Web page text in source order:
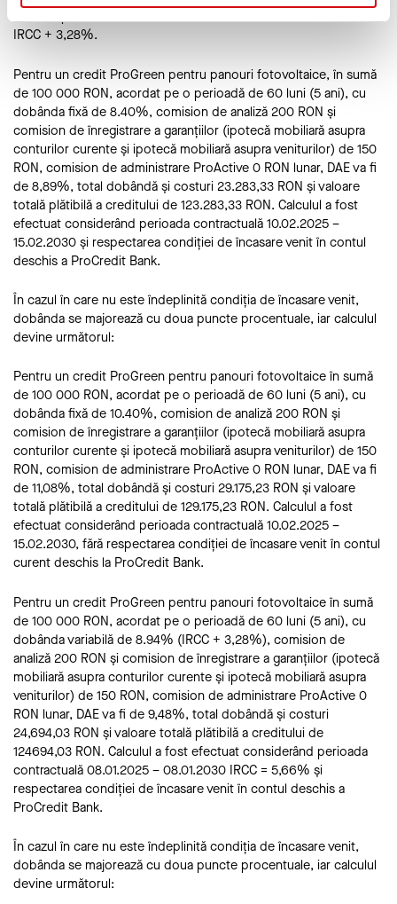
IRCC + 3,28%.
Pentru un credit ProGreen pentru panouri fotovoltaice, în sumă
de 100 000 RON, acordat pe o perioadă de 60 luni (5 ani), cu
dobânda fixă de 8.40%, comision de analiză 200 RON și
comision de înregistrare a garanțiilor (ipotecă mobiliară asupra
conturilor curente și ipotecă mobiliară asupra veniturilor) de 150
RON, comision de administrare ProActive 0 RON lunar, DAE va fi
de 8,89%, total dobândă și costuri 23.283,33 RON și valoare
totală plătibilă a creditului de 123.283,33 RON. Calculul a fost
efectuat considerând perioada contractuală 10.02.2025 –
15.02.2030 și respectarea condiției de încasare venit în contul
deschis a ProCredit Bank.
În cazul în care nu este îndeplinită condiția de încasare venit,
dobânda se majorează cu doua puncte procentuale, iar calculul
devine următorul:
Pentru un credit ProGreen pentru panouri fotovoltaice în sumă
de 100 000 RON, acordat pe o perioadă de 60 luni (5 ani), cu
dobânda fixă de 10.40%, comision de analiză 200 RON și
comision de înregistrare a garanțiilor (ipotecă mobiliară asupra
conturilor curente și ipotecă mobiliară asupra veniturilor) de 150
RON, comision de administrare ProActive 0 RON lunar, DAE va fi
de 11,08%, total dobândă și costuri 29.175,23 RON și valoare
totală plătibilă a creditului de 129.175,23 RON. Calculul a fost
efectuat considerând perioada contractuală 10.02.2025 –
15.02.2030, fără respectarea condiției de încasare venit în contul
curent deschis la ProCredit Bank.
Pentru un credit ProGreen pentru panouri fotovoltaice în sumă
de 100 000 RON, acordat pe o perioadă de 60 luni (5 ani), cu
dobânda variabilă de 8.94% (IRCC + 3,28%), comision de
analiză 200 RON și comision de înregistrare a garanțiilor (ipotecă
mobiliară asupra conturilor curente și ipotecă mobiliară asupra
veniturilor) de 150 RON, comision de administrare ProActive 0
RON lunar, DAE va fi de 9,48%, total dobândă și costuri
24,694,03 RON și valoare totală plătibilă a creditului de
124694,03 RON. Calculul a fost efectuat considerând perioada
contractuală 08.01.2025 – 08.01.2030 IRCC = 5,66% și
respectarea condiției de încasare venit în contul deschis a
ProCredit Bank.
În cazul în care nu este îndeplinită condiția de încasare venit,
dobânda se majorează cu doua puncte procentuale, iar calculul
devine următorul: